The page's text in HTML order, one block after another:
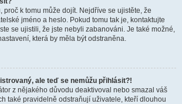
proč k tomu může dojít. Nejdříve se ujistěte, že
jméno a heslo. Pokud tomu tak je, kontaktujte
se ujistili, že jste nebyli zabanováni. Je také možné,
která by měla být odstraněna.
ale teď se nemůžu přihlásit?!
z nějakého důvodu deaktivoval nebo smazal váš
také pravidelně odstraňují uživatele, kteří dlouhou